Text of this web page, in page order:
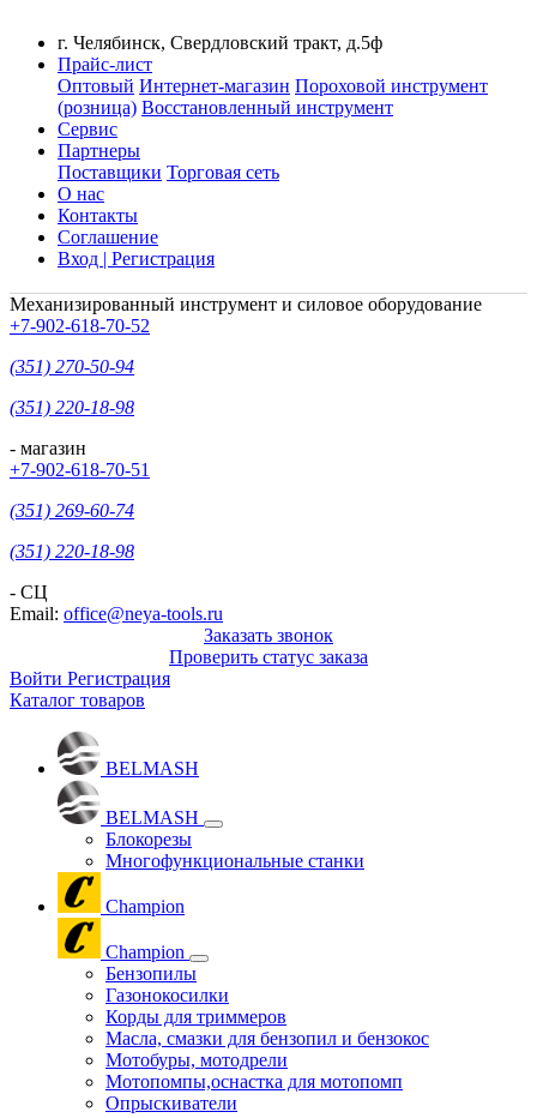
г. Челябинск, Свердловский тракт, д.5ф
Прайс-лист
Оптовый Интернет-магазин Пороховой инструмент
(розница) Восстановленный инструмент
Сервис
Партнеры
Поставщики Торговая сеть
О нас
Контакты
Соглашение
Вход | Регистрация
Механизированный инструмент и силовое оборудование
+7-902-618-70-52
(351) 270-50-94
(351) 220-18-98
- магазин
+7-902-618-70-51
(351) 269-60-74
(351) 220-18-98
- СЦ
Email: office@neya-tools.ru
Заказать звонок
Проверить статус заказа
Войти Регистрация
Каталог товаров
BELMASH
BELMASH
Блокорезы
Многофункциональные станки
Champion
Champion
Бензопилы
Газонокосилки
Корды для триммеров
Масла, смазки для бензопил и бензокос
Мотобуры, мотодрели
Мотопомпы,оснастка для мотопомп
Опрыскиватели